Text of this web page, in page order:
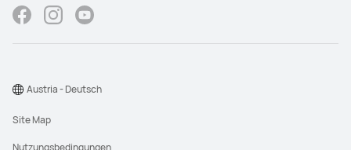
Site Map
Nutzungsbedingungen
Austria - Deutsch